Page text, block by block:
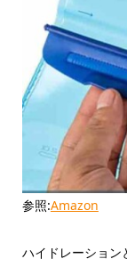
参照:Amazon
ハイドレーション